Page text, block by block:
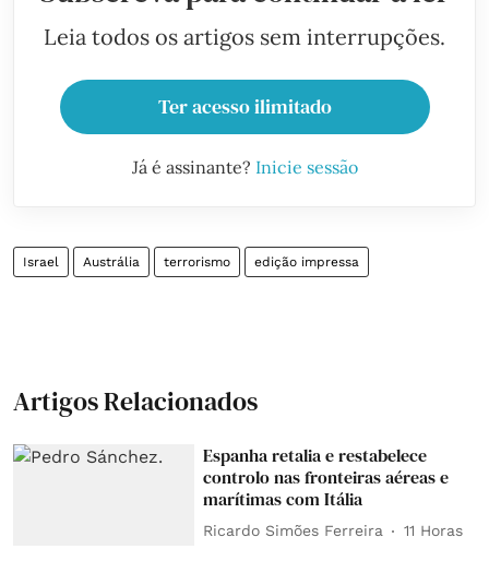
Leia todos os artigos sem interrupções.
Ter acesso ilimitado
Já é assinante? Inicie sessão
Israel Austrália terrorismo edição impressa
Artigos Relacionados
Espanha retalia e restabelece
controlo nas fronteiras aéreas e
marítimas com Itália
Ricardo Simões Ferreira 11 Horas